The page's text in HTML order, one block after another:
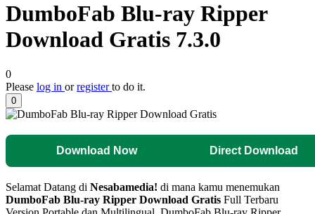
DumboFab Blu-ray Ripper
Download Gratis 7.3.0
0
Please log in orregisterto do it.
0
Download Now Direct Download
Selamat Datang di Nesabamedia! di mana kamu menemukan
DumboFab Blu-ray Ripper Download Gratis Full Terbaru